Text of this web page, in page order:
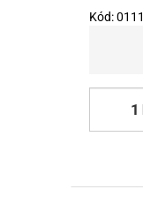
Kód:0111